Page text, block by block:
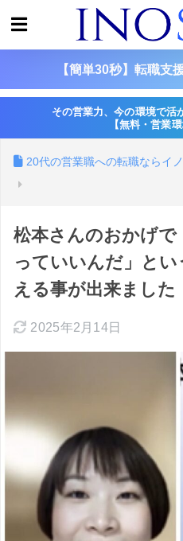
【簡単30秒】転職支
その営業力、今の環境で活
【無料・営業環
20代の営業職への転職ならイ
松本さんのおかげで
っていいんだ」と
える事が出来ました
2025年2月14日